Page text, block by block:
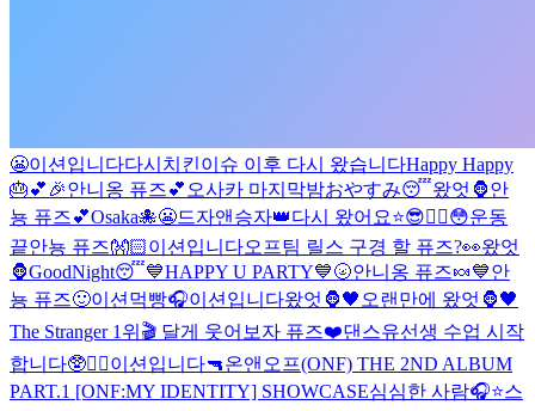
😬이션입니다다시 치킨이슈 이후 다시 왔습니다Happy Happy
🎂💕🎉안니옹 퓨즈💕 오사카 마지막밤おやすみ😴왔엇🦍안
뇽 퓨즈💕Osaka🐙😬드자앤승자👑다시 왔어요⭐️😎❤️‍🔥😳운동
끝안뇽 퓨즈👐🏻이션입니다오프팀 릴스 구경 할 퓨즈?👀왔엇
🦍GoodNight😴💙HAPPY U PARTY💙🌝안니옹 퓨즈🍬💙안
뇽 퓨즈🙂이션먹빵🎧이션입니다왔엇🦍🖤 오랜만에 왔엇🦍🖤
The Stranger 1위🎬 달게 웃어보자 퓨즈❤️댄스유선생 수업 시작
합니다🥸❤️‍🔥이션입니다🔫온앤오프(ONF) THE 2ND ALBUM
PART.1 [ONF:MY IDENTITY] SHOWCASE심심한 사람🎧⭐️스